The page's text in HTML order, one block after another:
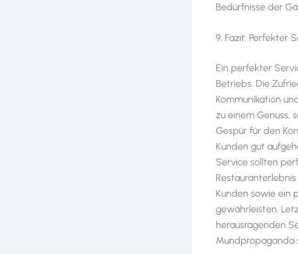
Bedürfnisse der
9. Fazit: Perfekter
Ein perfekter
Betriebs. Die
Kommunikation
zu einem Genuss,
Gespür für den
Kunden gut
Service sollten
Kunden sowie ein
gewährleisten.
herausragenden
Mundpropaganda